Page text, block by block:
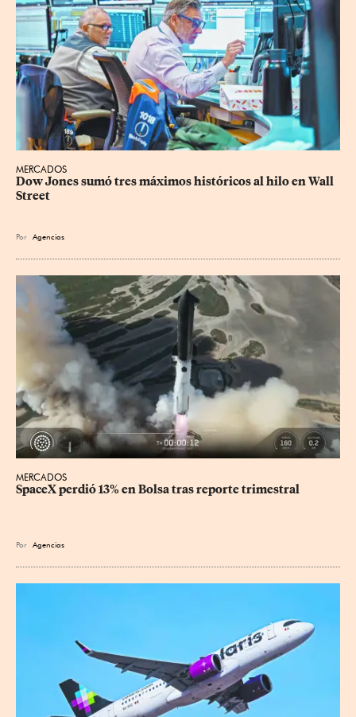
MERCADOS
Dow Jones sumó tres máximos históricos al hilo en Wall
Street
Por Agencias
MERCADOS
SpaceX perdió 13% en Bolsa tras reporte trimestral
Por Agencias